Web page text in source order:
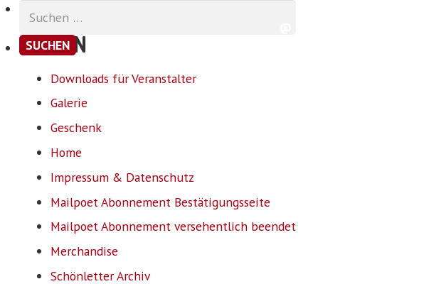
nach:
SEITEN
Downloads für Veranstalter
Galerie
Geschenk
Home
Impressum & Datenschutz
Mailpoet Abonnement Bestätigungsseite
Mailpoet Abonnement versehentlich beendet
Merchandise
Schönletter Archiv